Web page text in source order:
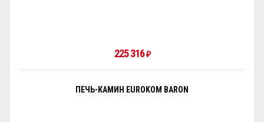
225 316₽
ПЕЧЬ-КАМИН EUROKOM BARON